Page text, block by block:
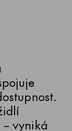
– vyniká